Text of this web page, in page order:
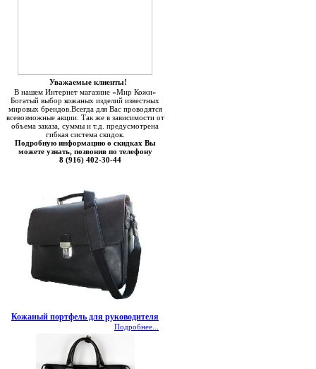
Уважаемые клиенты!
В нашем Интернет магазине «Мир Кожи»
Богатый выбор кожаных изделий известных
мировых брендов.Всегда для Вас проводятся
всевозможные акции. Так же в зависимости от
объема заказа, суммы и т.д. предусмотрена
гибкая система скидок.
Подробную информацию о скидках Вы
можете узнать, позвонив по телефону
8 (916) 402-30-44
Кожаный портфель для руководителя
Подробнее...